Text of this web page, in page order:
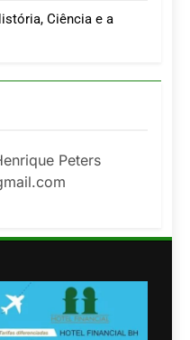
Ciência e a
Peters